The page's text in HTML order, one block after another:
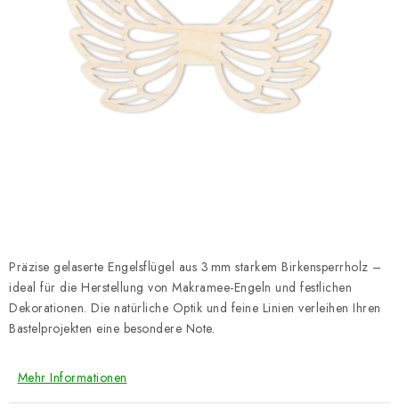
Datenschutzerklärung
Impressum
Präzise gelaserte Engelsflügel aus 3 mm starkem Birkensperrholz –
ideal für die Herstellung von Makramee-Engeln und festlichen
Dekorationen. Die natürliche Optik und feine Linien verleihen Ihren
Bastelprojekten eine besondere Note.
Mehr Informationen